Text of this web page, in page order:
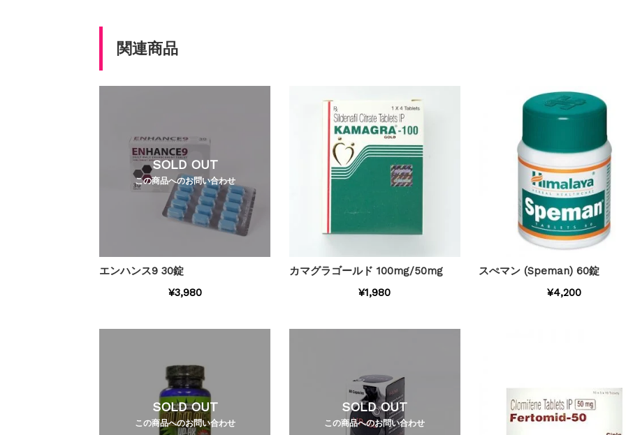
関連商品
SOLD OUT
この商品へのお問い合わせ
エンハンス9 30錠
¥3,980
カマグラゴールド 100mg/50mg
¥1,980
スぺマン (Speman) 60錠
¥4,200
SOLD OUT
この商品へのお問い合わせ
SOLD OUT
この商品へのお問い合わせ